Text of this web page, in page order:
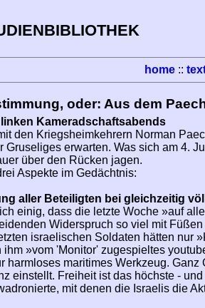
home ::
oder: Aus dem
Kameradschaftsabends
den Kriegsheimkehrern Norman
Gruseliges erwarten. Was sich am 4.
über den Rücken jagen.
Aspekte im Gedächtnis:
aller Beteiligten bei gleichzeitig
einig, dass die letzte Woche »auf
Widerspruch so viel mit
israelischen Soldaten hätten nur
»vom 'Monitor' zugespieltes
harmloses maritimes Werkzeug.
einstellt. Freiheit ist das höchste -
mit denen die Israelis die